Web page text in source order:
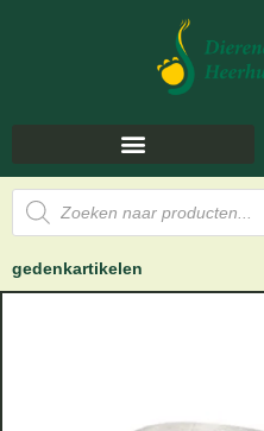
gedenkartikelen